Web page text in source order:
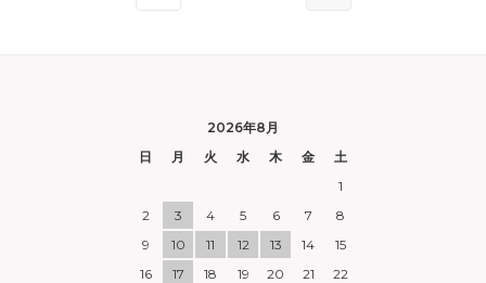
2026年8月
日
月 火 水 木 金
土
1
2
3 4 5 6 7
8
9
10 11 12 13 14
15
16
17 18 19 20 21
22